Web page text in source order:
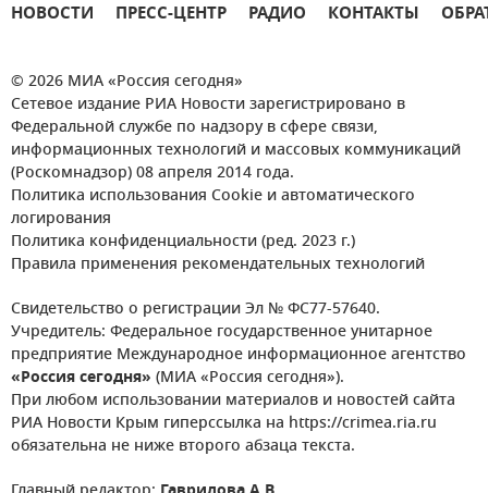
НОВОСТИ ПРЕСС-ЦЕНТР РАДИО КОНТАКТЫ
© 2026 МИА «Россия сегодня»
Сетевое издание РИА Новости зарегистрировано в
Федеральной службе по надзору в сфере связи,
информационных технологий и массовых коммуникаций
(Роскомнадзор) 08 апреля 2014 года.
Политика использования Cookie и автоматического
логирования
Политика конфиденциальности (ред. 2023 г.)
Правила применения рекомендательных технологий
Свидетельство о регистрации Эл № ФС77-57640.
Учредитель: Федеральное государственное унитарное
предприятие Международное информационное агентство
«Россия сегодня» (МИА «Россия сегодня»).
При любом использовании материалов и новостей сайта
РИА Новости Крым гиперссылка на https://crimea.ria.ru
обязательна не ниже второго абзаца текста.